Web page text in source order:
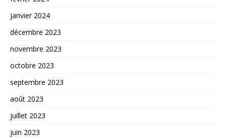
janvier 2024
décembre 2023
novembre 2023
octobre 2023
septembre 2023
août 2023
juillet 2023
juin 2023